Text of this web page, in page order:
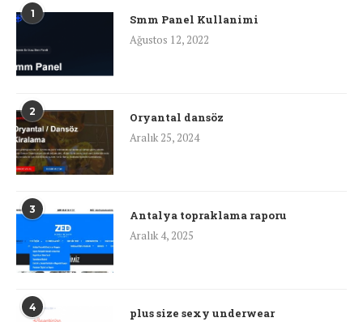
1
Smm Panel Kullanimi
Ağustos 12, 2022
2
Oryantal dansöz
Aralık 25, 2024
3
Antalya topraklama raporu
Aralık 4, 2025
4
plus size sexy underwear